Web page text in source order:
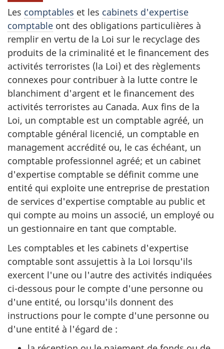
Les comptables et les cabinets d'expertise
comptable ont des obligations particulières à
remplir en vertu de la Loi sur le recyclage des
produits de la criminalité et le financement des
activités terroristes (la Loi) et des règlements
connexes pour contribuer à la lutte contre le
blanchiment d'argent et le financement des
activités terroristes au Canada. Aux fins de la
Loi, un comptable est un comptable agréé, un
comptable général licencié, un comptable en
management accrédité ou, le cas échéant, un
comptable professionnel agréé; et un cabinet
d'expertise comptable se définit comme une
entité qui exploite une entreprise de prestation
de services d'expertise comptable au public et
qui compte au moins un associé, un employé ou
un gestionnaire en tant que comptable.
Les comptables et les cabinets d'expertise
comptable sont assujettis à la Loi lorsqu'ils
exercent l'une ou l'autre des activités indiquées
ci-dessous pour le compte d'une personne ou
d'une entité, ou lorsqu'ils donnent des
instructions pour le compte d'une personne ou
d'une entité à l'égard de :